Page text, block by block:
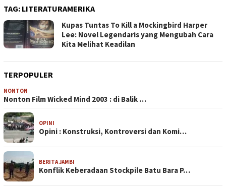
TAG: LITERATURAMERIKA
Kupas Tuntas To Kill a Mockingbird Harper
Lee: Novel Legendaris yang Mengubah Cara
Kita Melihat Keadilan
TERPOPULER
NONTON
Nonton Film Wicked Mind 2003 : di Balik …
OPINI
Opini : Konstruksi, Kontroversi dan Komi…
BERITA JAMBI
Konflik Keberadaan Stockpile Batu Bara P…